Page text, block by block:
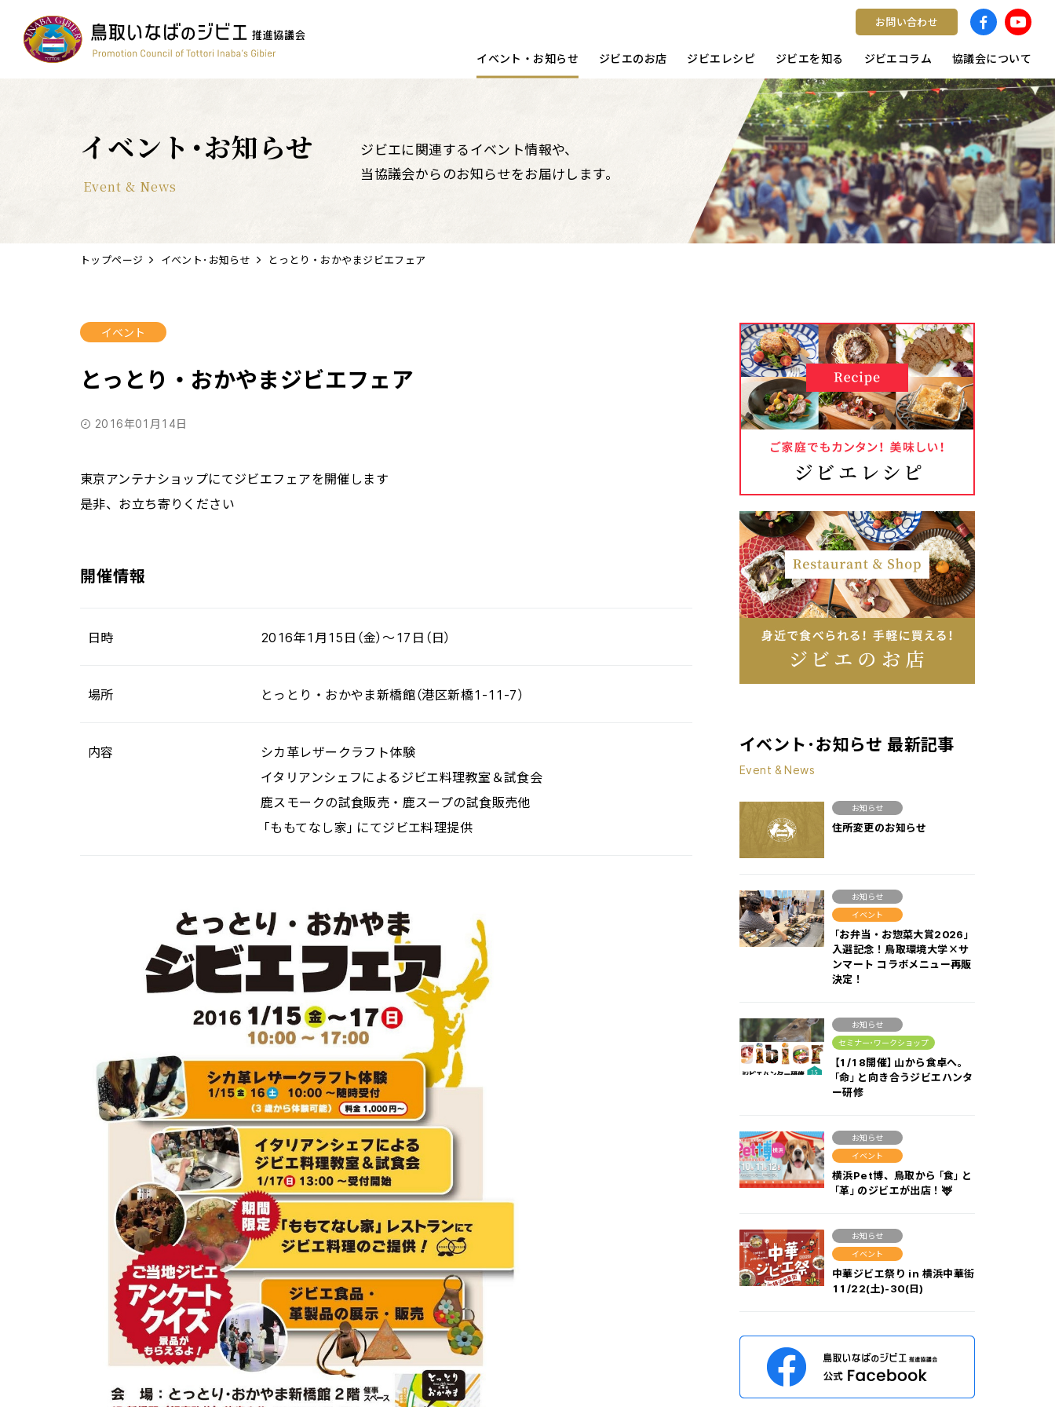
お問い合わせ
イベント・お知らせ
コンテスト
ジビエのお店
ワイン
ジビエレシピ
簡単レシピ
ジビエを知る
鳥獣被害対策
ジビエコラム
すべて
協議会について
イベント･お知らせ
Event & News
ジビエに関連するイベント情報や、
当協議会からのお知らせをお届けします。
トップページ イベント･お知らせ とっとり・おかやまジビエフェア
イベント
とっとり・おかやまジビエフェア
2016年01月14日
東京アンテナショップにてジビエフェアを開催します
是非、お立ち寄りください
開催情報
日時 2016年1月15日（金）～17日（日）
場所 とっとり・おかやま新橋館（港区新橋1-11-7）
内容
シカ革レザークラフト体験
イタリアンシェフによるジビエ料理教室＆試食会
鹿スモークの試食販売・鹿スープの試食販売他
「ももてなし家」にてジビエ料理提供
イベント･お知らせ 最新記事
Event & News
お知らせ
住所変更のお知らせ
お知らせ
イベント
「お弁当・お惣菜大賞2026」
入選記念！鳥取環境大学×サ
ンマート コラボメニュー再販
決定！
お知らせ
セミナー･ワークショップ
【1/18開催】山から食卓へ。
「命」と向き合うジビエハンタ
ー研修
お知らせ
イベント
横浜Pet博、鳥取から「食」と
「革」のジビエが出店！🦌
お知らせ
イベント
中華ジビエ祭り in 横浜中華街
11/22(土)-30(日)